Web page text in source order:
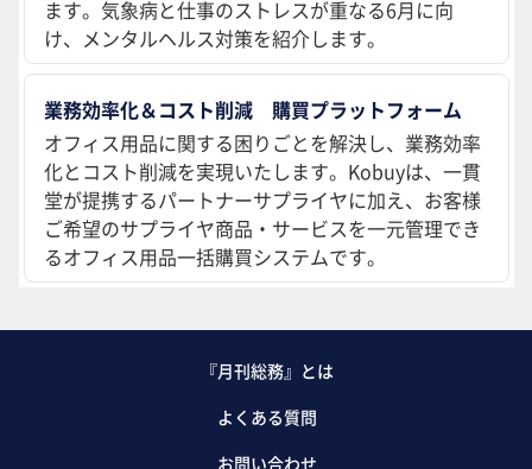
ます。気象病と仕事のストレスが重なる6月に向
け、メンタルヘルス対策を紹介します。
業務効率化＆コスト削減 購買プラットフォーム
オフィス用品に関する困りごとを解決し、業務効率
化とコスト削減を実現いたします。Kobuyは、一貫
堂が提携するパートナーサプライヤに加え、お客様
ご希望のサプライヤ商品・サービスを一元管理でき
るオフィス用品一括購買システムです。
『月刊総務』とは
よくある質問
お問い合わせ